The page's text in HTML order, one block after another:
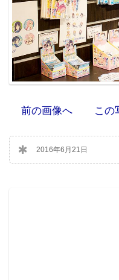
前の画像へ この
2016年6月21日